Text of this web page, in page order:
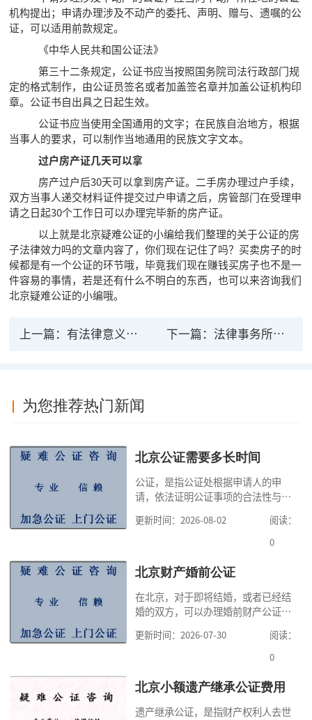
机构提出；申请办理涉及不动产的委托、声明、赠与、遗嘱的公
证，可以适用前款规定。
《中华人民共和国公证法》
第三十二条规定，公证书应当按照国务院司法行政部门规
定的格式制作，由公证员签名或者加盖签名章并加盖公证机构印
章。公证书自出具之日起生效。
公证书应当使用全国通用的文字；在民族自治地方，根据
当事人的要求，可以制作当地通用的民族文字文本。
过户房产证几天可以拿
房产过户后30天可以拿到房产证。二手房办理过户手续，
双方当事人递交材料证件提交过户申请之后，房管部门在受理申
请之日起30个工作日可以办理完毕新的房产证。
以上就是北京疑难公证的小编给我们整理的关于公证的房
子法律效力吗的文章内容了，你们现在记住了吗？买卖房子的时
候都是有一个公证的环节哦，毕竟我们现在赚钱买房子也不是一
件容易的事情，若是还有什么不明白的东西，也可以来咨询我们
北京疑难公证的小编哦。
上一篇： 有法律意义的事实公证包括哪些？公证书的效力 下一篇： 法律事务所的公证有用吗？有什么样的用？
为您推荐热门新闻
北京公证需要多长时间
公证，是指公证处根据申请人的申
请，依法证明公证事项的合法性与真
高公证事项的效力，固定证据，但是
很多人不知道在北京办理公证需要多
家，办理公证的时候除了需要按照公
道北京公证需要什么材料,北京公证需
要多少钱？北京公
更新时间：2026-08-02
阅读：
0
北京财产婚前公证
在北京，对于即将结婚，或者已经结
婚的双方，可以办理婚前财产公证，
式，可以避免个人财产引发的纠纷，
但是，在北京办理婚前财产公证，除
料外，公证咨询告诉大家，我们有必
京婚前财产公证机构？了解这些不仅
更新时间：2026-07-30
阅读：
0
北京小额遗产继承公证费用
遗产继承公证，是指财产权利人去世